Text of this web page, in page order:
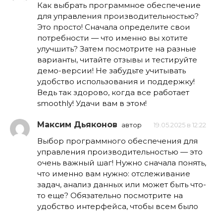
Как выбрать программное обеспечение
для управления производительностью?
Это просто! Сначала определите свои
потребности — что именно вы хотите
улучшить? Затем посмотрите на разные
варианты, читайте отзывы и тестируйте
демо-версии! Не забудьте учитывать
удобство использования и поддержку!
Ведь так здорово, когда все работает
smoothly! Удачи вам в этом!
Максим Дьяконов автор 19.05.2025 в 12:22
Выбор программного обеспечения для
управления производительностью — это
очень важный шаг! Нужно сначала понять,
что именно вам нужно: отслеживание
задач, анализ данных или может быть что-
то еще? Обязательно посмотрите на
удобство интерфейса, чтобы всем было